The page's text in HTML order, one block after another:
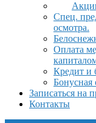
Спец.
осмотра.
Оплата
Кредит и
Бонусная
Записаться на
Контакты